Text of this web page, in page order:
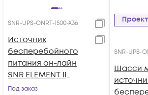
SNR-UPS-ONRT-1500-X36
Источник
бесперебойного
питания он-лайн
SNR ELEMENT II
1500ВА/1500Вт (PF-
Под заказ
SNR-UPS-
Шасси